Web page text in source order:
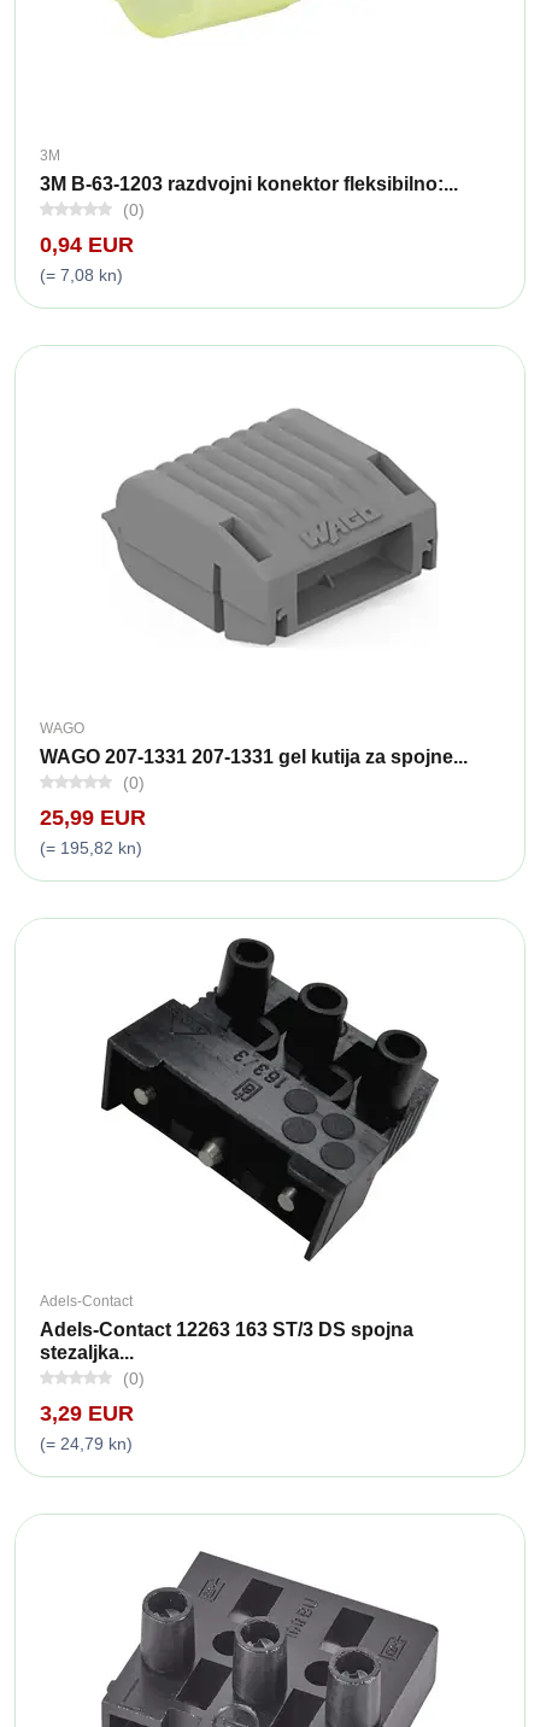
3M
3M B-63-1203 razdvojni konektor fleksibilno:...
(0)
0,94 EUR
(= 7,08 kn)
WAGO
WAGO 207-1331 207-1331 gel kutija za spojne...
(0)
25,99 EUR
(= 195,82 kn)
Adels-Contact
Adels-Contact 12263 163 ST/3 DS spojna
stezaljka...
(0)
3,29 EUR
(= 24,79 kn)